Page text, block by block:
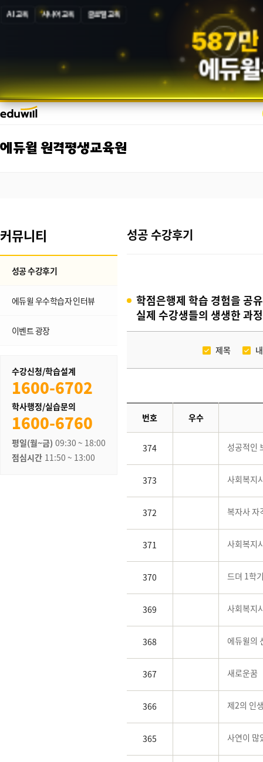
AI 교육 시니어 교육 글로벌 교육
587만
에듀윌
에듀윌 원격평생교육원
커뮤니티
성공 수강후기
에듀윌 우수학습자 인터뷰
이벤트 광장
수강신청/학습설계
1600-6702
학사행정/실습문의
1600-6760
평일(월~금) 09:30 ~ 18:00
점심시간 11:50 ~ 13:00
성공 수강후기
학점은행제 학습 경험을 공
실제 수강생들의 생생한 과
제목
번호 우수
374 성공적인
373 사회복지
372 복자사 자
371 사회복지
370 드뎌 1학
369 사회복지
368 에듀윌의
367 새로운꿈
366 제2의 인
365 사연이 많